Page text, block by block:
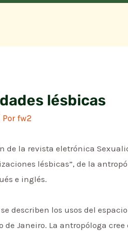
lésbicas
Porfw2
de la revista eletrónica
lésbicas”, de la
e inglés.
describen los usos del
de Janeiro. La antropóloga